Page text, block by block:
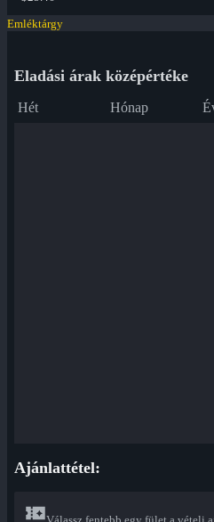
Emléktárgy
Eladási árak középértéke
Hét Hónap
Ajánlattétel: